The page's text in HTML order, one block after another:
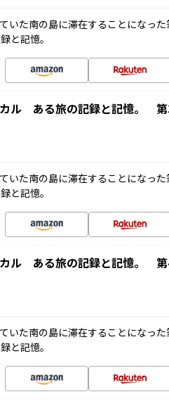
いた南の島に滞在することになっ
と記憶。
カル ある旅の記録と記憶。
いた南の島に滞在することになっ
と記憶。
カル ある旅の記録と記憶。
いた南の島に滞在することになっ
と記憶。